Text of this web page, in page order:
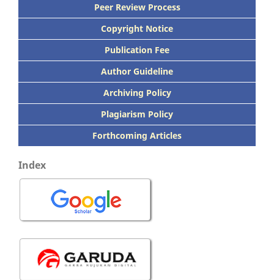
Peer Review Process
Copyright Notice
Publication Fee
Author Guideline
Archiving Policy
Plagiarism Policy
Forthcoming Articles
Index